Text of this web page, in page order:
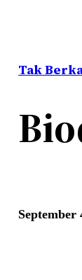
Tak
September